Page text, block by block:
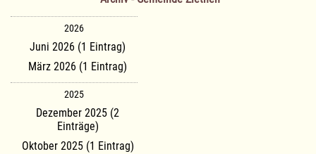
2026
Juni 2026 (1 Eintrag)
März 2026 (1 Eintrag)
2025
Dezember 2025 (2
Einträge)
Oktober 2025 (1 Eintrag)